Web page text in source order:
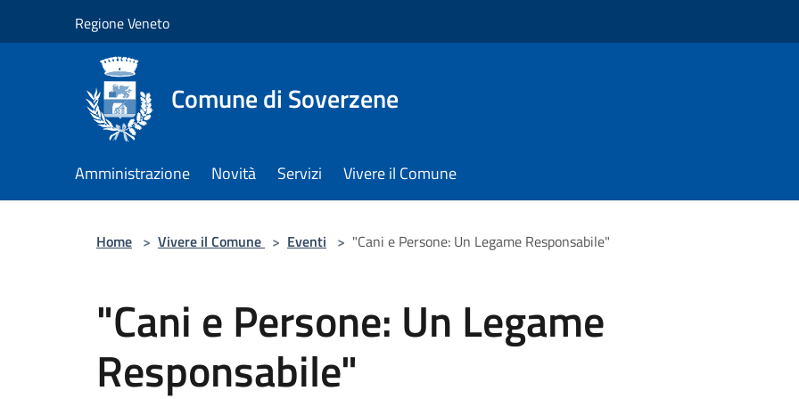
Regione Veneto
Comune di Soverzene
Amministrazione Novità Servizi Vivere il Comune
Home > Vivere il Comune > Eventi > "Cani e Persone: Un Legame Responsabile"
"Cani e Persone: Un Legame
Responsabile"